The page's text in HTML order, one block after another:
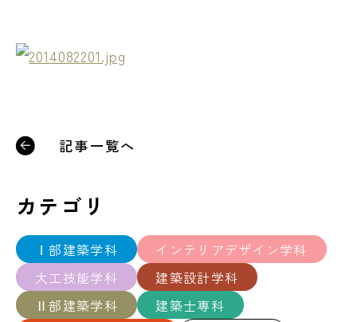
記事一覧へ
カテゴリ
Ⅰ部建築学科
インテリアデザイン学科
大工技能学科
建築設計学科
Ⅱ部建築学科
建築士専科